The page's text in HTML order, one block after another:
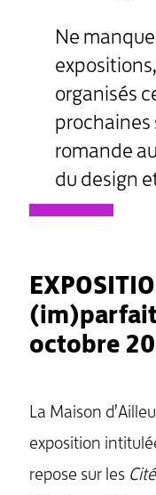
Ne
organisés
prochaines
romande
du design
octobre
La Maison
exposition
repose sur les